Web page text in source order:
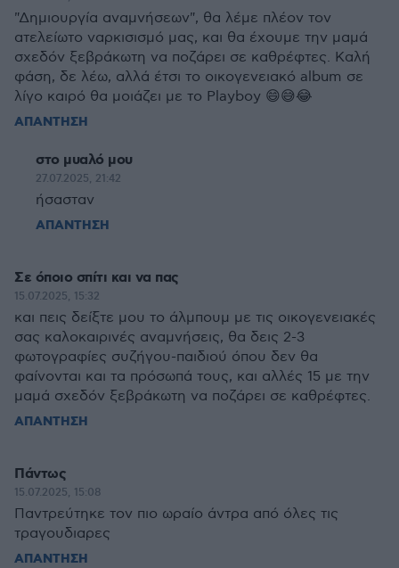
"Δημιουργία αναμνήσεων", θα λέμε πλέον τον
ατελείωτο ναρκισισμό μας, και θα έχουμε την μαμά
σχεδόν ξεβράκωτη να ποζάρει σε καθρέφτες. Καλή
φάση, δε λέω, αλλά έτσι το οικογενειακό album σε
λίγο καιρό θα μοιάζει με το Playboy 😄😅😂
ΑΠΑΝΤΗΣΗ
στο μυαλό μου
27.07.2025, 21:42
ήσασταν
ΑΠΑΝΤΗΣΗ
Σε όποιο σπίτι και να πας
15.07.2025, 15:32
και πεις δείξτε μου το άλμπουμ με τις οικογενειακές
σας καλοκαιρινές αναμνήσεις, θα δεις 2-3
φωτογραφίες συζήγου-παιδιού όπου δεν θα
φαίνονται και τα πρόσωπά τους, και αλλές 15 με την
μαμά σχεδόν ξεβράκωτη να ποζάρει σε καθρέφτες.
ΑΠΑΝΤΗΣΗ
Πάντως
15.07.2025, 15:08
Παντρεύτηκε τον πιο ωραίο άντρα από όλες τις
τραγουδιαρες
ΑΠΑΝΤΗΣΗ